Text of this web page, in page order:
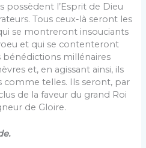
possèdent l’Esprit de Dieu
Tous ceux-là seront les
se montreront insouciants
et qui se contenteront
millénaires
et, en agissant ainsi, ils
comme telles. Ils seront, par
de la faveur du grand Roi
de Gloire.